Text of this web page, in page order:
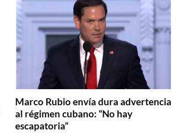
Marco Rubio envía dura advertencia
al régimen cubano: “No hay
escapatoria”